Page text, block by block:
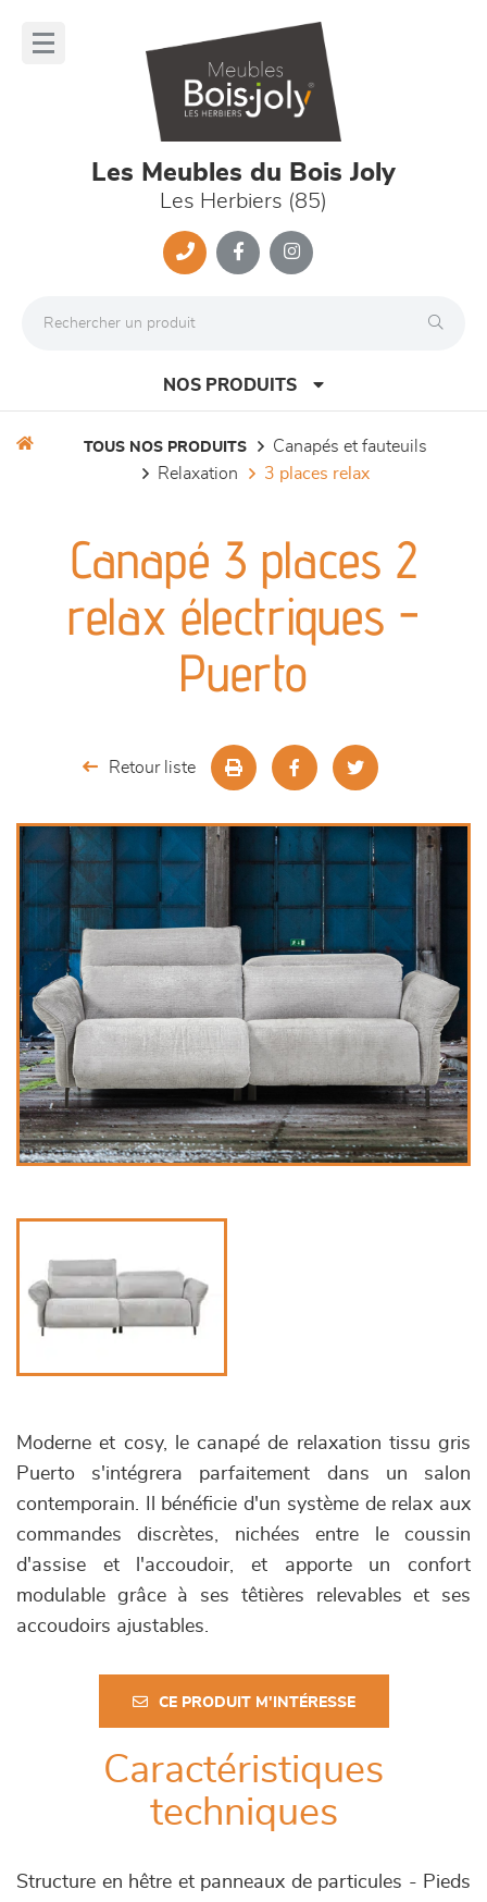
Les Meubles du Bois Joly
Les Herbiers (85)
NOS PRODUITS
séjours
meubles de complément
chambres et dressing
TOUS NOS PRODUITS
canapés et fauteuils
relaxation
3 places relax
Canapé 3 places 2
relax électriques -
Puerto
Retour liste
Moderne et cosy, le canapé de relaxation tissu gris
Puerto s'intégrera parfaitement dans un salon
contemporain. Il bénéficie d'un système de relax aux
commandes discrètes, nichées entre le coussin
d'assise et l'accoudoir, et apporte un confort
modulable grâce à ses têtières relevables et ses
accoudoirs ajustables.
CE PRODUIT M'INTÉRESSE
Caractéristiques
techniques
Structure en hêtre et panneaux de particules - Pieds